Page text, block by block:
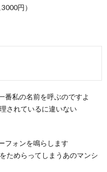
円）
番私の名前を呼ぶのですよ
されているに違いない
フォンを鳴らします
ためらってしまうあのマンシ